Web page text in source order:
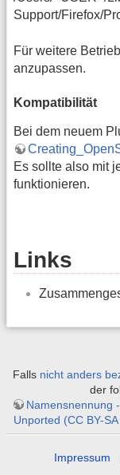
Support/Firefox/
Für weitere
anzupassen.
Kompatibilität
Bei dem neuem
Es sollte also mit
funktionieren.
Links
Falls nicht anders
der
Namensnennung
Unported (CC BY-
Impressum